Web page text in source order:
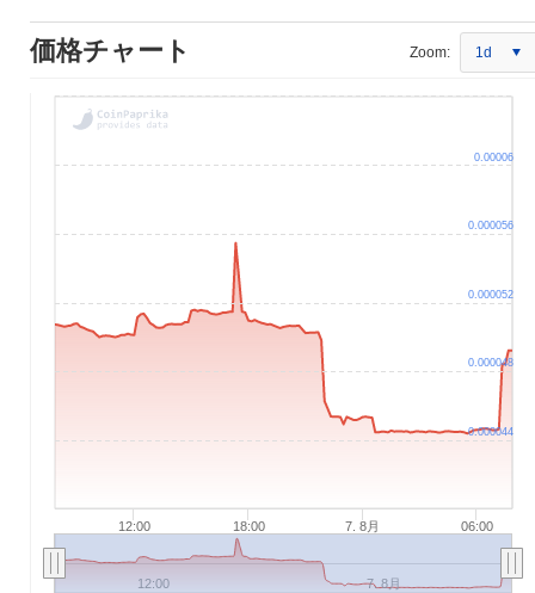
価格チャート Zoom: 1d
12:00 18:00 7. 8月 06:00
12:00 7. 8月
0.000044
0.000048
0.000052
0.000056
0.00006